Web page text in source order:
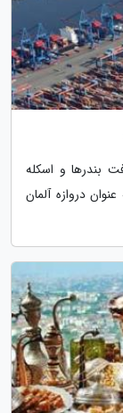
بندرها و اسکله
دروازه آلمان